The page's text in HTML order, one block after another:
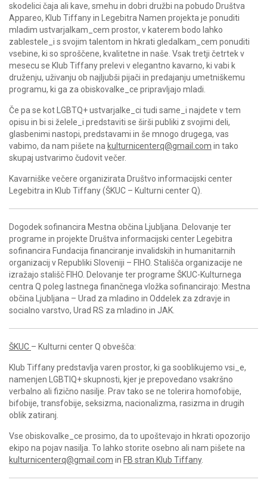
skodelici čaja ali kave, smehu in dobri družbi na pobudo Društva
Appareo, Klub Tiffany in Legebitra Namen projekta je ponuditi
mladim ustvarjalkam_cem prostor, v katerem bodo lahko
zablestele_i s svojim talentom in hkrati gledalkam_cem ponuditi
vsebine, ki so sproščene, kvalitetne in naše. Vsak tretji četrtek v
mesecu se Klub Tiffany prelevi v elegantno kavarno, ki vabi k
druženju, uživanju ob najljubši pijači in predajanju umetniškemu
programu, ki ga za obiskovalke_ce pripravljajo mladi.
Če pa se kot LGBTQ+ ustvarjalke_ci tudi same_i najdete v tem
opisu in bi si želele_i predstaviti se širši publiki z svojimi deli,
glasbenimi nastopi, predstavami in še mnogo drugega, vas
vabimo, da nam pišete na kulturnicenterq@gmail.com in tako
skupaj ustvarimo čudovit večer.
Kavarniške večere organizirata Društvo informacijski center
Legebitra in Klub Tiffany (ŠKUC – Kulturni center Q).
Dogodek sofinancira Mestna občina Ljubljana. Delovanje ter
programe in projekte Društva informacijski center Legebitra
sofinancira Fundacija financiranje invalidskih in humanitarnih
organizacij v Republiki Sloveniji – FIHO. Stališča organizacije ne
izražajo stališč FIHO. Delovanje ter programe ŠKUC-Kulturnega
centra Q poleg lastnega finančnega vložka sofinancirajo: Mestna
občina Ljubljana – Urad za mladino in Oddelek za zdravje in
socialno varstvo, Urad RS za mladino in JAK.
ŠKUC – Kulturni center Q obvešča:
Klub Tiffany predstavlja varen prostor, ki ga sooblikujemo vsi_e,
namenjen LGBTIQ+ skupnosti, kjer je prepovedano vsakršno
verbalno ali fizično nasilje. Prav tako se ne tolerira homofobije,
bifobije, transfobije, seksizma, nacionalizma, rasizma in drugih
oblik zatiranj.
Vse obiskovalke_ce prosimo, da to upoštevajo in hkrati opozorijo
ekipo na pojav nasilja. To lahko storite osebno ali nam pišete na
kulturnicenterq@gmail.com in FB stran Klub Tiffany.